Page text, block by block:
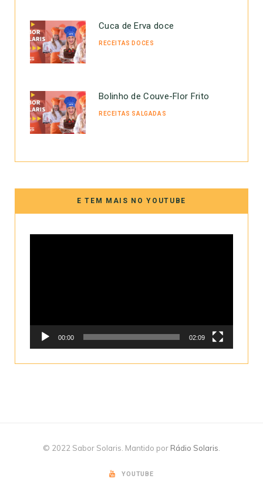
Cuca de Erva doce
RECEITAS DOCES
Bolinho de Couve-Flor Frito
RECEITAS SALGADAS
E TEM MAIS NO YOUTUBE
00:00 02:09
© 2022 Sabor Solaris. Mantido por Rádio Solaris
YOUTUBE